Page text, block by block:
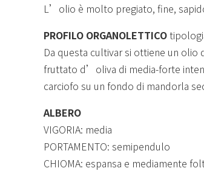
L’olio è molto pregiato, fine,
PROFILO ORGANOLETTICO
Da questa cultivar si ottiene un
fruttato d’oliva di media-forte
carciofo su un fondo di mandorla
ALBERO
VIGORIA: media
PORTAMENTO: semipendulo
CHIOMA: espansa e mediamente